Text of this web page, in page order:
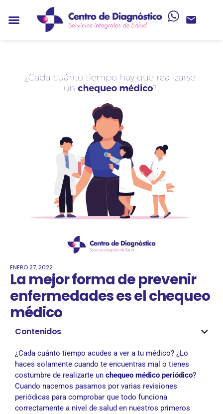
ENERO 27, 2022
La mejor forma de prevenir
enfermedades es el chequeo
médico
Contenidos
¿Cada cuánto tiempo acudes a ver a tu médico? ¿Lo
haces solamente cuando te encuentras mal o tienes
costumbre de realizarte un chequeo médico periódico?
Cuando nacemos pasamos por varias revisiones
periódicas para comprobar que todo funciona
correctamente a nivel de salud en nuestros primeros